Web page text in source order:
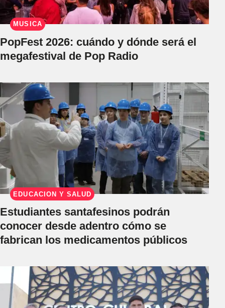
MÚSICA
PopFest 2026: cuándo y dónde será el
megafestival de Pop Radio
EDUCACIÓN Y SALUD
Estudiantes santafesinos podrán
conocer desde adentro cómo se
fabrican los medicamentos públicos